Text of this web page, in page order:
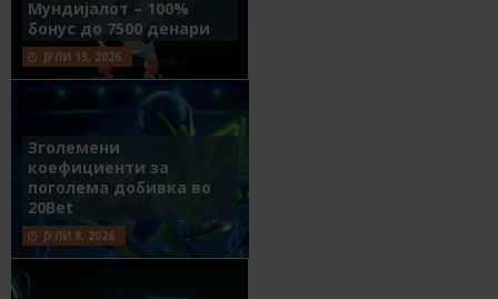
Мундијалот – 100%
бонус до 7500 денари
ЈУЛИ 15, 2026
Зголемени
коефициенти за
поголема добивка во
20Bet
ЈУЛИ 8, 2026